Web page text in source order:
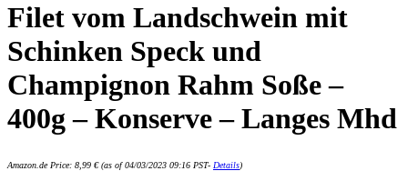
Filet vom Landschwein mit
Schinken Speck und
Champignon Rahm Soße –
400g – Konserve – Langes Mhd
Amazon.de Price: 8,99 €(as of 04/03/2023 09:16 PST- Details)